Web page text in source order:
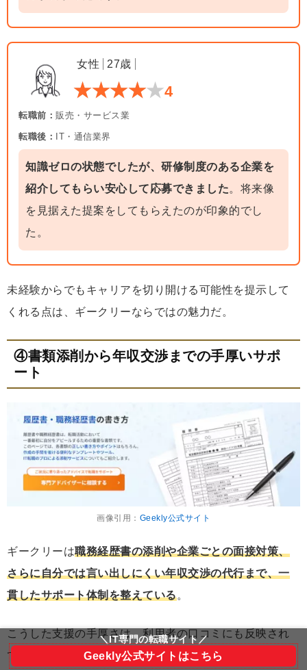
＼IT専門の転職サイト／
Geekly公式サイトはこちら
女性 27歳
4
転職前： 販売・サービス業
転職後： IT・通信業界
知識ゼロの状態でしたが、研修制度のある企業を
紹介してもらい安心して応募できました。将来像
を見据えた提案をしてもらえたのが印象的でし
た。
未経験からでもキャリアを切り開ける可能性を提示して
くれる点は、ギークリーならではの魅力だ。
④書類添削から年収交渉までの手厚いサポ
ート
画像引用： Geekly公式サイト
ギークリーは職務経歴書の添削や企業ごとの面接対策、
さらに自分では言い出しにくい年収交渉の代行まで、一
貫したサポート体制を整えている。
こうした支援の手厚さは、利用者の口コミにも反映され
ている。